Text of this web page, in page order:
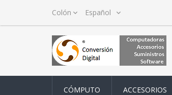
CÓMPUTO ACCESORIOS